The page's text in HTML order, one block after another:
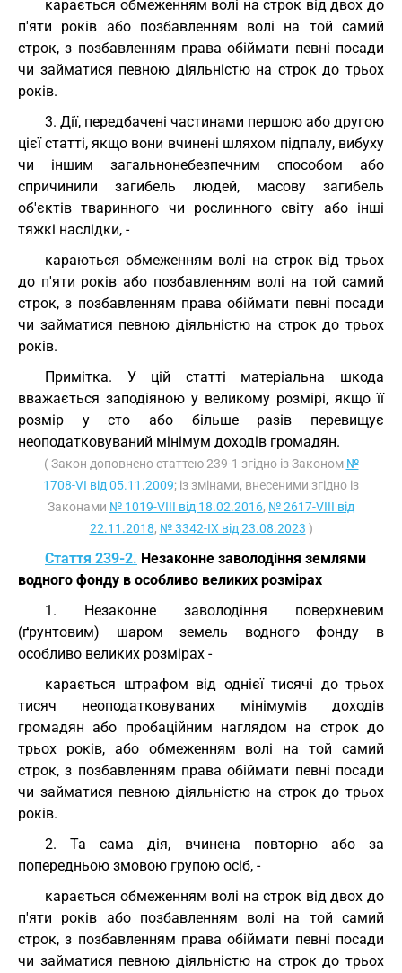
карається обмеженням волі на строк від двох до
п'яти років або позбавленням волі на той самий
строк, з позбавленням права обіймати певні посади
чи займатися певною діяльністю на строк до трьох
років.
3. Дії, передбачені частинами першою або другою
цієї статті, якщо вони вчинені шляхом підпалу, вибуху
чи іншим загальнонебезпечним способом або
спричинили загибель людей, масову загибель
об'єктів тваринного чи рослинного світу або інші
тяжкі наслідки, -
караються обмеженням волі на строк від трьох
до п'яти років або позбавленням волі на той самий
строк, з позбавленням права обіймати певні посади
чи займатися певною діяльністю на строк до трьох
років.
Примітка. У цій статті матеріальна шкода
вважається заподіяною у великому розмірі, якщо її
розмір у сто або більше разів перевищує
неоподатковуваний мінімум доходів громадян.
( Закон доповнено статтею 239-1 згідно із Законом №
1708-VI від 05.11.2009; із змінами, внесеними згідно із
Законами № 1019-VIII від 18.02.2016, № 2617-VIII від
22.11.2018, № 3342-IX від 23.08.2023 )
Стаття 239-2. Незаконне заволодіння землями
водного фонду в особливо великих розмірах
1. Незаконне заволодіння поверхневим
(ґрунтовим) шаром земель водного фонду в
особливо великих розмірах -
карається штрафом від однієї тисячі до трьох
тисяч неоподатковуваних мінімумів доходів
громадян або пробаційним наглядом на строк до
трьох років, або обмеженням волі на той самий
строк, з позбавленням права обіймати певні посади
чи займатися певною діяльністю на строк до трьох
років.
2. Та сама дія, вчинена повторно або за
попередньою змовою групою осіб, -
карається обмеженням волі на строк від двох до
п'яти років або позбавленням волі на той самий
строк, з позбавленням права обіймати певні посади
чи займатися певною діяльністю на строк до трьох